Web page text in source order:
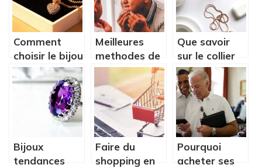
bracelets
Comment
choisir le bijou
qui s’accorde
à une tenue ?
Meilleures
methodes de
percer un
bouton
Que savoir
sur le collier
coeur de
l’ocean ?
Bijoux
tendances
Faire du
shopping en
Pourquoi
acheter ses